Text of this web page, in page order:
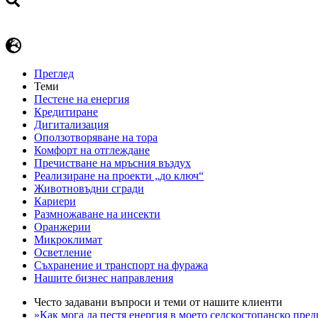
Преглед
Теми
Пестене на енергия
Кредитиране
Дигитализация
Оползотворяване на тора
Комфорт на отглеждане
Пречистване на мръсния въздух
Реализиране на проекти „до ключ“
Животновъдни сгради
Кариери
Размножаване на инсекти
Оранжерии
Микроклимат
Осветление
Съхранение и транспорт на фуража
Нашите бизнес направления
Често задавани въпроси и теми от нашите клиенти
»Как мога да пестя енергия в моето селскостопанско